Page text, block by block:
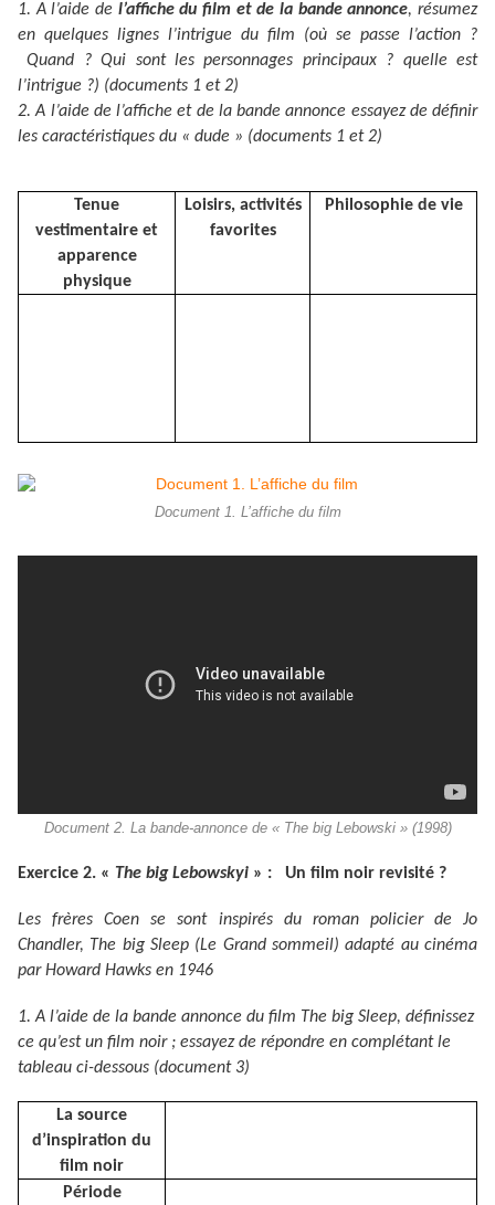
1. A l’aide de l’affiche du film et de la bande annonce, résumez
en quelques lignes l’intrigue du film (où se passe l’action ?
Quand ? Qui sont les personnages principaux ? quelle est
l’intrigue ?) (documents 1 et 2)
2. A l’aide de l’affiche et de la bande annonce essayez de définir
les caractéristiques du « dude » (documents 1 et 2)
Tenue
vestimentaire et
apparence
physique
Loisirs, activités
favorites
Philosophie de vie
Document 1. L’affiche du film
Document 2. La bande-annonce de « The big Lebowski » (1998)
Exercice 2. « The big Lebowskyi » : Un film noir revisité ?
Les frères Coen se sont inspirés du roman policier de Jo
Chandler, The big Sleep (Le Grand sommeil) adapté au cinéma
par Howard Hawks en 1946
1. A l’aide de la bande annonce du film The big Sleep, définissez
ce qu’est un film noir ; essayez de répondre en complétant le
tableau ci-dessous (document 3)
La source
d’inspiration du
film noir
Période